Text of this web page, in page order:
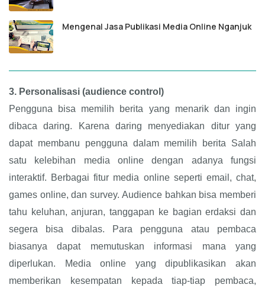
Mengenal Jasa Publikasi Media Online Nganjuk
3. Personalisasi (audience control)
Pengguna bisa memilih berita yang menarik dan ingin
dibaca daring. Karena daring menyediakan ditur yang
dapat membanu pengguna dalam memilih berita Salah
satu kelebihan media online dengan adanya fungsi
interaktif. Berbagai fitur media online seperti email, chat,
games online, dan survey. Audience bahkan bisa memberi
tahu keluhan, anjuran, tanggapan ke bagian erdaksi dan
segera bisa dibalas. Para pengguna atau pembaca
biasanya dapat memutuskan informasi mana yang
diperlukan. Media online yang dipublikasikan akan
memberikan kesempatan kepada tiap-tiap pembaca,